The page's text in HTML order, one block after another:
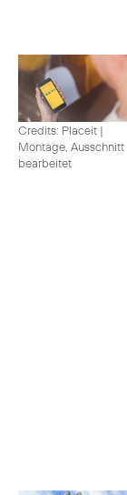
Credits: Placeit |
Montage, Ausschnitt
bearbeitet